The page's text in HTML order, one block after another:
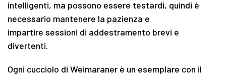
intelligenti, ma possono essere testardi, quindi è
necessario mantenere la pazienza e
impartire sessioni di addestramento brevi e
divertenti.
Ogni cucciolo di Weimaraner è un esemplare con il